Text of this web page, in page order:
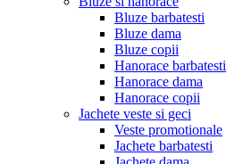
Bluze barbatesti
Bluze dama
Bluze copii
Hanorace barbatesti
Hanorace dama
Hanorace copii
Jachete veste si geci
Veste promotionale
Jachete barbatesti